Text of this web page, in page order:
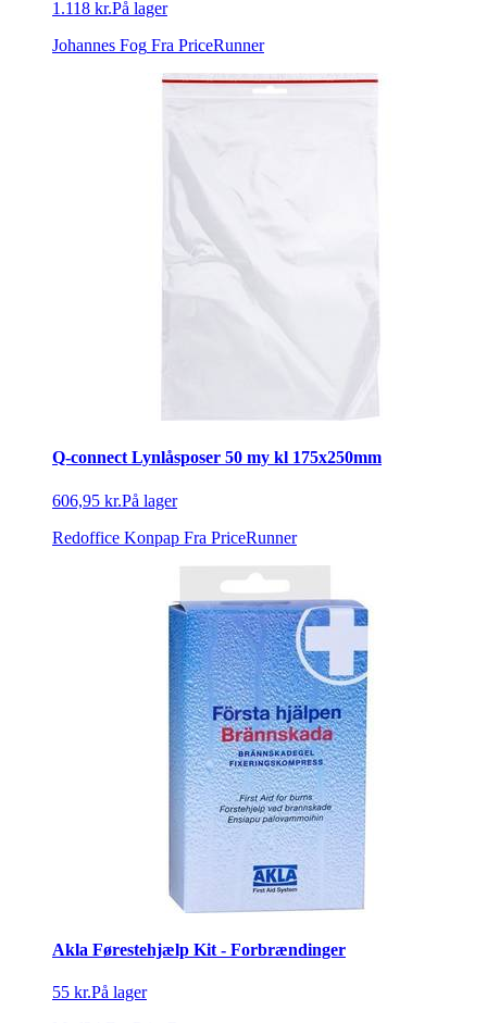
1.118 kr.På lager
Johannes Fog Fra PriceRunner
Q-connect Lynlåsposer 50 my kl 175x250mm
606,95 kr.På lager
Redoffice Konpap Fra PriceRunner
Akla Førestehjælp Kit - Forbrændinger
55 kr.På lager